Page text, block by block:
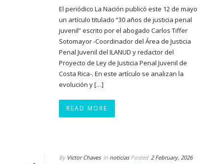
El periódico La Nación publicó este 12 de mayo
un artículo titulado “30 años de justicia penal
juvenil” escrito por el abogado Carlos Tiffer
Sotomayor -Coordinador del Área de Justicia
Penal Juvenil del ILANUD y redactor del
Proyecto de Ley de Justicia Penal Juvenil de
Costa Rica-. En este artículo se analizan la
evolución y […]
READ MORE
By Victor Chaves In noticiasPosted 2 February, 2026